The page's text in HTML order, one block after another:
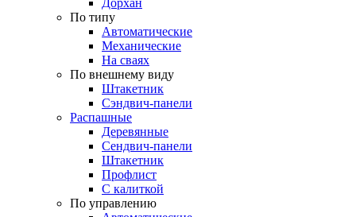
По типу
Автоматические
Механические
На сваях
По внешнему виду
Штакетник
Сэндвич-панели
Распашные
Деревянные
Сендвич-панели
Штакетник
Профлист
С калиткой
По управлению